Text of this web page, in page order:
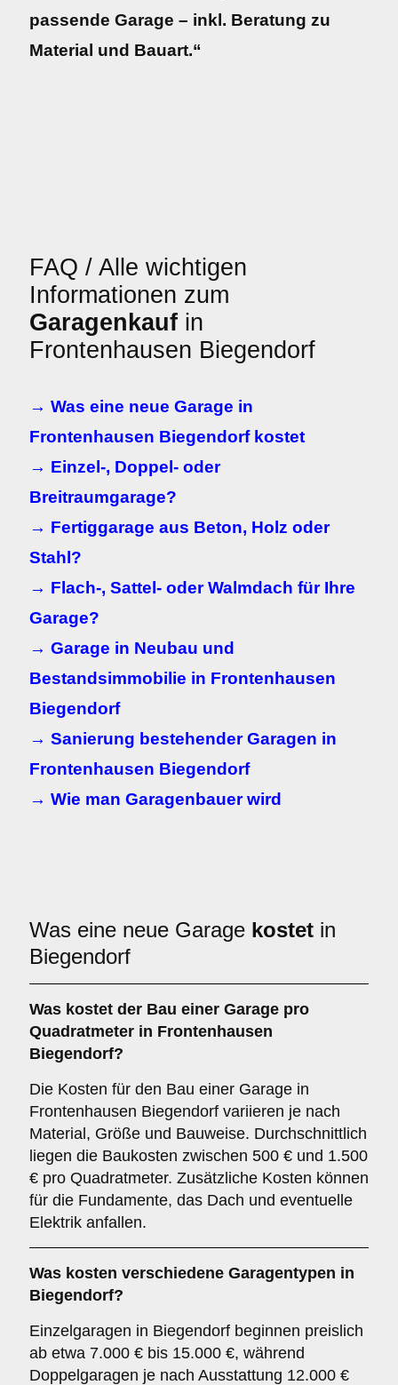
passende Garage – inkl. Beratung zu
Material und Bauart.“
FAQ / Alle wichtigen
Informationen zum
Garagenkauf in
Frontenhausen Biegendorf
→ Was eine neue Garage in
Frontenhausen Biegendorf kostet
→ Einzel-, Doppel- oder
Breitraumgarage?
→ Fertiggarage aus Beton, Holz oder
Stahl?
→ Flach-, Sattel- oder Walmdach für Ihre
Garage?
→ Garage in Neubau und
Bestandsimmobilie in Frontenhausen
Biegendorf
→ Sanierung bestehender Garagen in
Frontenhausen Biegendorf
→ Wie man Garagenbauer wird
Was eine neue Garage kostet in
Biegendorf
Was kostet der Bau einer Garage pro
Quadratmeter in Frontenhausen
Biegendorf?
Die Kosten für den Bau einer Garage in
Frontenhausen Biegendorf variieren je nach
Material, Größe und Bauweise. Durchschnittlich
liegen die Baukosten zwischen 500 € und 1.500
€ pro Quadratmeter. Zusätzliche Kosten können
für die Fundamente, das Dach und eventuelle
Elektrik anfallen.
Was kosten verschiedene Garagentypen in
Biegendorf?
Einzelgaragen in Biegendorf beginnen preislich
ab etwa 7.000 € bis 15.000 €, während
Doppelgaragen je nach Ausstattung 12.000 €